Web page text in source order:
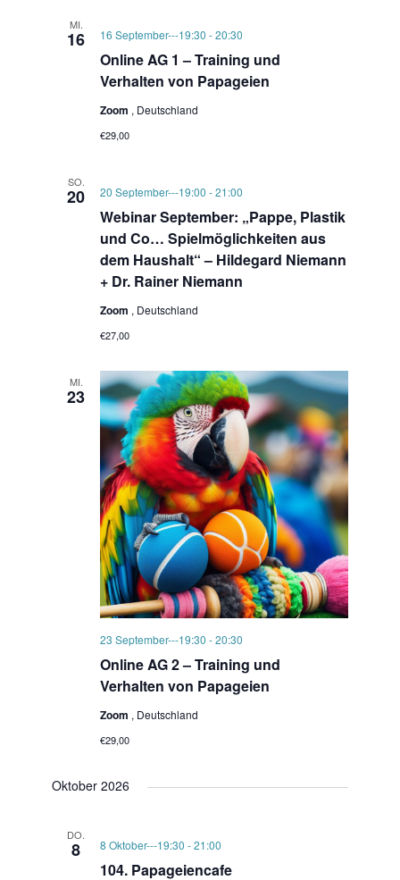
MI.
16
Online AG 1 – Training und
Verhalten von Papageien
16 September---19:30 -20:30
Zoom , Deutschland
€29,00
SO.
20
Webinar September: „Pappe, Plastik
und Co… Spielmöglichkeiten aus
dem Haushalt“ – Hildegard Niemann
+ Dr. Rainer Niemann
20 September---19:00 -21:00
Zoom , Deutschland
€27,00
MI.
23
Online AG 2 – Training und
Verhalten von Papageien
23 September---19:30 -20:30
Zoom , Deutschland
€29,00
Oktober 2026
DO.
8
104. Papageiencafe
8 Oktober---19:30 -21:00